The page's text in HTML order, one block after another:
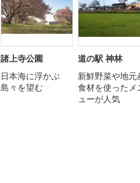
諸上寺公園
日本海に浮かぶ
島々を望む
道の駅 神林
新鮮野菜や地元
食材を使ったメ
ューが人気